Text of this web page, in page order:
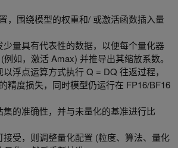
，围绕模型的权重和/ 或激活函数插入量
少量具有代表性的数据，以便每个量化器
如，激活 Amax) 并推导出其缩放系数。
以浮点运算方式执行 Q = DQ 往返过程，
精度损失，同时模型仍运行在 FP16/BF16
集的准确性，并与未量化的基准进行比
接受，则调整量化配置 (粒度、算法、量化